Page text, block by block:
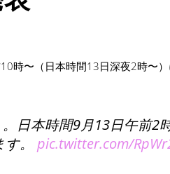
時〜（日本時間13日深夜2時〜
日本時間9月13日午前2
。 pic.twitter.com/